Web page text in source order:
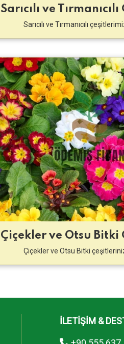
Sarıcılı ve
Sarıcılı ve Tırmanıcılı
Çiçekler ve Otsu Bitki
Çiçekler ve Otsu Bitki
İLETİŞİM &